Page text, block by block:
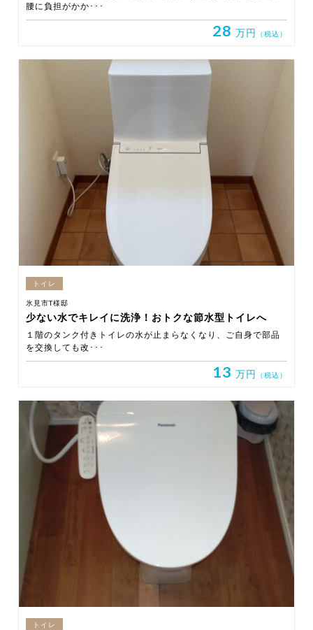
腰に負担がかか･･･
28 万円 （税込）
トイレ
氷見市T様邸
少ない水でキレイに洗浄！おトクな節水型トイレへ
１階のタンク付きトイレの水が止まらなくなり、ご自身で部品
を交換しても改･･･
13 万円 （税込）
トイレ